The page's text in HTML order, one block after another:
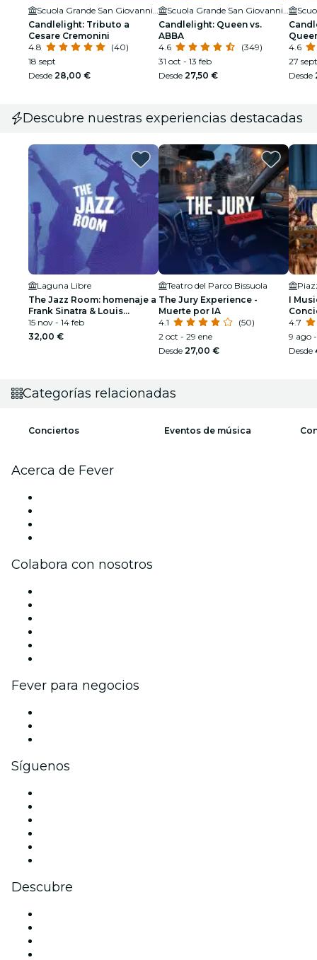
Candlelight: Tributo a
Cesare Cremonini
4.8
(40)
18 sept
Desde 28,00 €
Candlelight: Queen vs.
ABBA
4.6
(349)
31 oct - 13 feb
Desde 27,50 €
4.6
27
Desde
Descubre nuestras experiencias destacadas
Laguna Libre
The Jazz Room: homenaje a
Frank Sinatra & Louis
Armstrong
15 nov - 14 feb
32,00 €
Teatro del Parco Bissuola
The Jury Experience -
Muerte por IA
4.1
(50)
2 oct - 29 ene
Desde 27,00 €
I
4.7
9 ago
Desde
Categorías relacionadas
Conciertos Eventos de música
Acerca de Fever
Colabora con nosotros
Fever para negocios
Síguenos
Descubre